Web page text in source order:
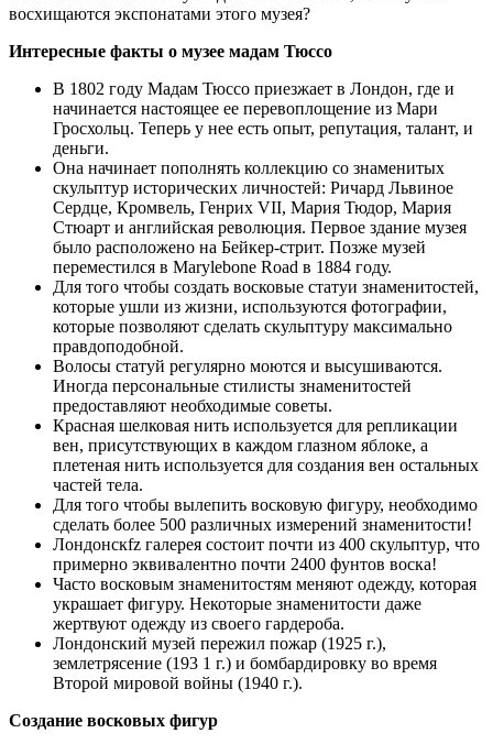
восхищаются экспонатами этого музея?
Интересные факты о музее мадам Тюссо
В 1802 году Мадам Тюссо приезжает в Лондон, где и
начинается настоящее ее перевоплощение из Мари
Гросхольц. Теперь у нее есть опыт, репутация, талант, и
деньги.
Она начинает пополнять коллекцию со знаменитых
скульптур исторических личностей: Ричард Львиное
Сердце, Кромвель, Генрих VII, Мария Тюдор, Мария
Стюарт и английская революция. Первое здание музея
было расположено на Бейкер-стрит. Позже музей
переместился в Marylebone Road в 1884 году.
Для того чтобы создать восковые статуи знаменитостей,
которые ушли из жизни, используются фотографии,
которые позволяют сделать скульптуру максимально
правдоподобной.
Волосы статуй регулярно моются и высушиваются.
Иногда персональные стилисты знаменитостей
предоставляют необходимые советы.
Красная шелковая нить используется для репликации
вен, присутствующих в каждом глазном яблоке, а
плетеная нить используется для создания вен остальных
частей тела.
Для того чтобы вылепить восковую фигуру, необходимо
сделать более 500 различных измерений знаменитости!
Лондонскfz галерея состоит почти из 400 скульптур, что
примерно эквивалентно почти 2400 фунтов воска!
Часто восковым знаменитостям меняют одежду, которая
украшает фигуру. Некоторые знаменитости даже
жертвуют одежду из своего гардероба.
Лондонский музей пережил пожар (1925 г.),
землетрясение (193 1 г.) и бомбардировку во время
Второй мировой войны (1940 г.).
Создание восковых фигур